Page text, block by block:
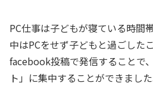
PC仕事は子どもが寝ている時間
中はPCをせず子どもと過ごした
facebook投稿で発信することで
ト」に集中することができました